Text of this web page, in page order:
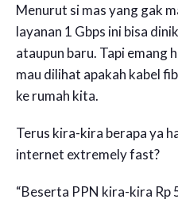
Menurut si mas yang gak
layanan 1 Gbps ini bisa
ataupun baru. Tapi emang
mau dilihat apakah kabel
ke rumah kita.
Terus kira-kira berapa ya
internet extremely fast?
“Beserta PPN kira-kira Rp